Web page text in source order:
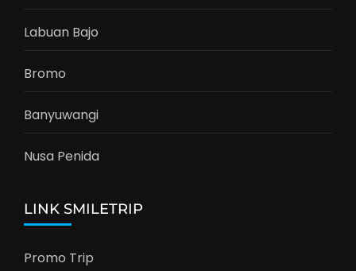
Labuan Bajo
Bromo
Banyuwangi
Nusa Penida
LINK SMILETRIP
Promo Trip